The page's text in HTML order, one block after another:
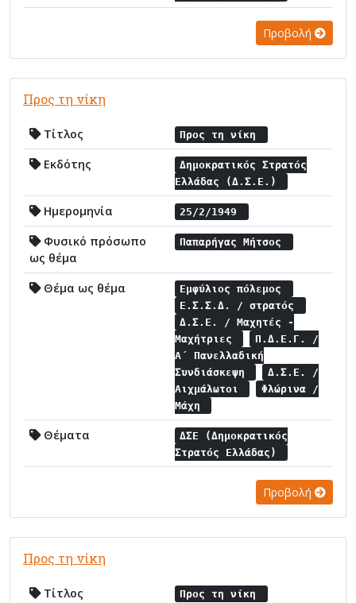
Προβολή
Προς τη νίκη
Τίτλος Προς τη νίκη
Εκδότης
Δημοκρατικός Στρατός
Ελλάδας (Δ.Σ.Ε.)
Ημερομηνία 25/2/1949
Φυσικό πρόσωπο
ως θέμα
Παπαρήγας Μήτσος
Θέμα ως θέμα
Εμφύλιος πόλεμος
Ε.Σ.Σ.Δ. / στρατός
Δ.Σ.Ε. / Μαχητές -
Μαχήτριες
Π.Δ.Ε.Γ. /
Α΄ Πανελλαδική
Συνδιάσκεψη
Δ.Σ.Ε. /
Αιχμάλωτοι
Φλώρινα /
Μάχη
Θέματα
ΔΣΕ (Δημοκρατικός
Στρατός Ελλάδας)
Προβολή
Προς τη νίκη
Τίτλος Προς τη νίκη